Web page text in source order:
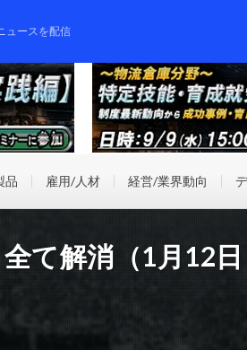
ュースを配信
品 雇用/人材 経営/業界動向
て解消（1月12日